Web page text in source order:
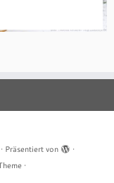
· Präsentiert von
·
·